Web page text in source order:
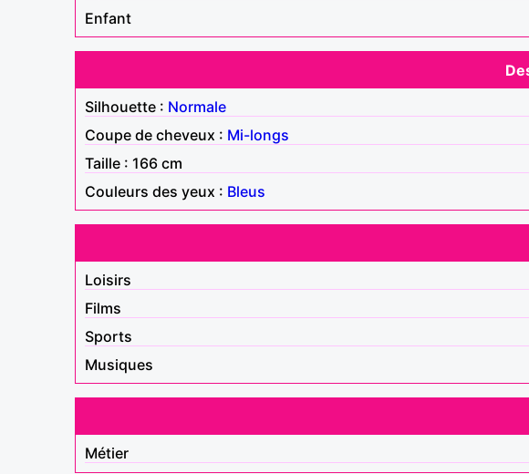
Enfant
Silhouette : Normale
Coupe de cheveux : Mi-longs
Taille : 166 cm
Couleurs des yeux : Bleus
Loisirs
Films
Sports
Musiques
Métier